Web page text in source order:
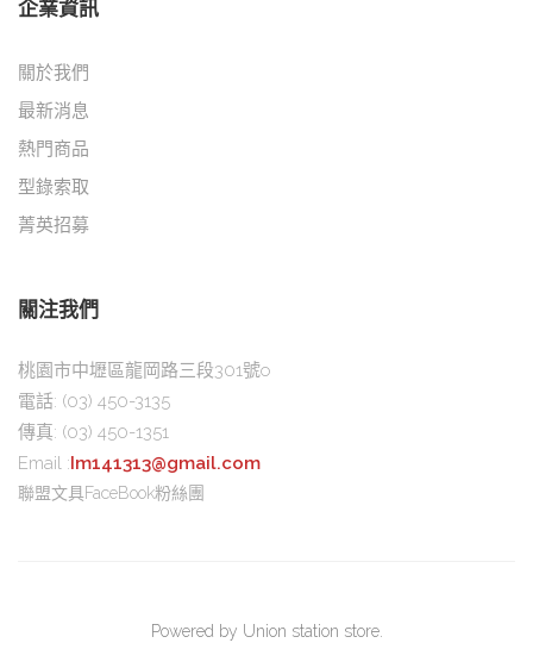
企業資訊
關於我們
最新消息
熱門商品
型錄索取
菁英招募
關注我們
桃園市中壢區龍岡路三段301號o
電話: (03) 450-3135
傳真: (03) 450-1351
Email :Im141313@gmail.com
聯盟文具FaceBook粉絲團
Powered by Union station store.